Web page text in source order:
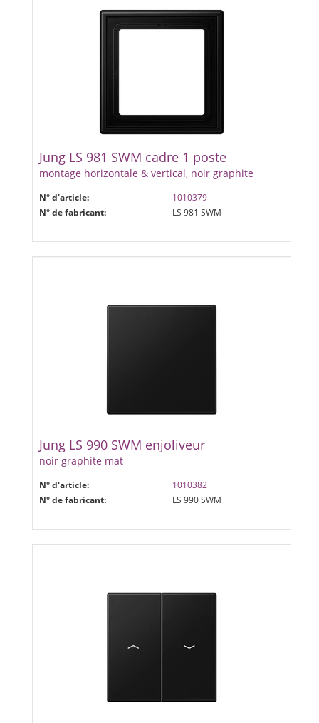
Jung LS 981 SWM cadre 1 poste
montage horizontale & vertical, noir graphite
N° d'article:
1010379
N° de fabricant:
LS 981 SWM
Jung LS 990 SWM enjoliveur
noir graphite mat
N° d'article:
1010382
N° de fabricant:
LS 990 SWM